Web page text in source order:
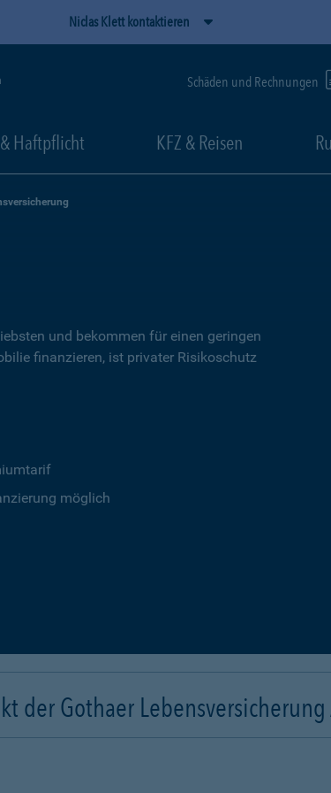
Niclas Klett kontaktieren
Schäden und Rechnungen
Haftpflicht KFZ & Reisen
und bekommen für einen geringen
finanzieren, ist privater Risikoschutz
möglich
der Gothaer Lebensversicherung